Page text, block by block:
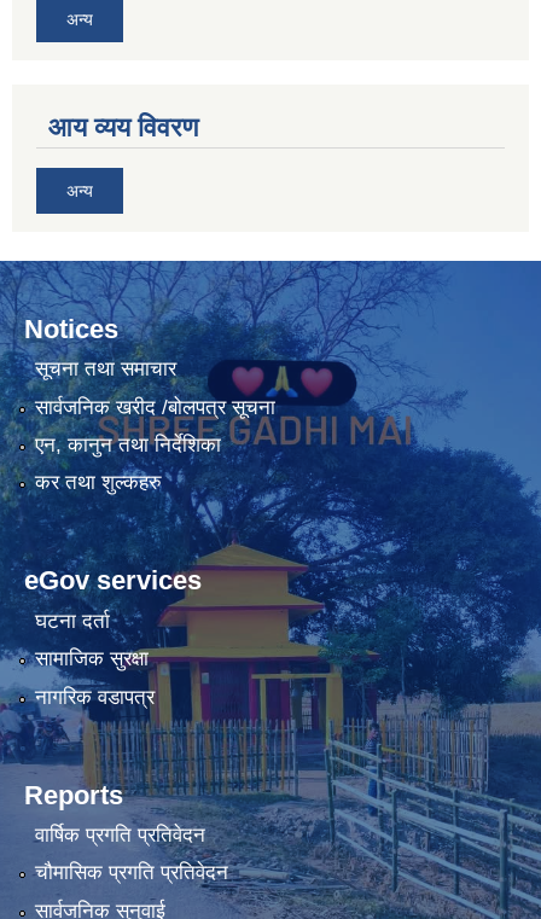
अन्य
आय व्यय विवरण
अन्य
Notices
सूचना तथा समाचार
सार्वजनिक खरीद /बोलपत्र सूचना
एन, कानुन तथा निर्देशिका
कर तथा शुल्कहरु
eGov services
घटना दर्ता
सामाजिक सुरक्षा
नागरिक वडापत्र
Reports
वार्षिक प्रगति प्रतिवेदन
चौमासिक प्रगति प्रतिवेदन
सार्वजनिक सुनुवाई